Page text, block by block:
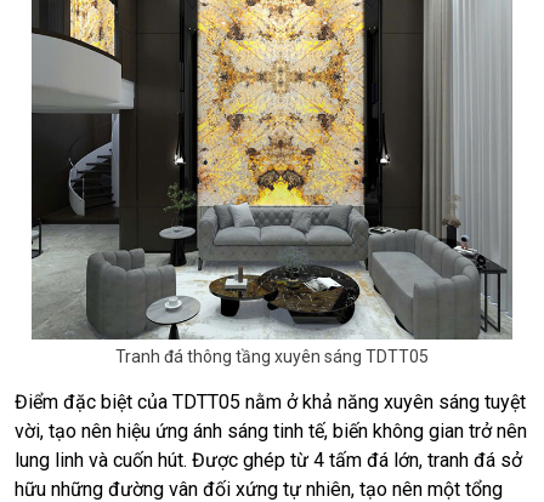
Tranh đá thông tầng xuyên sáng TDTT05
Điểm đặc biệt của TDTT05 nằm ở khả năng xuyên sáng tuyệt
vời, tạo nên hiệu ứng ánh sáng tinh tế, biến không gian trở nên
lung linh và cuốn hút. Được ghép từ 4 tấm đá lớn, tranh đá sở
hữu những đường vân đối xứng tự nhiên, tạo nên một tổng